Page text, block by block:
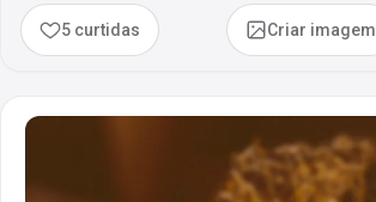
5 curtidas Criar imagem